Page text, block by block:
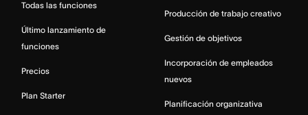
Todas las funciones
Último lanzamiento de
funciones
Precios
Plan Starter
Producción de trabajo creativo
Gestión de objetivos
Incorporación de empleados
nuevos
Planificación organizativa